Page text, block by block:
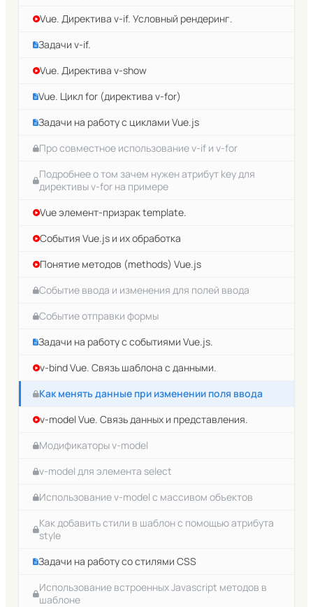
Vue. Директива v-if. Условный рендеринг.
Задачи v-if.
Vue. Директива v-show
Vue. Цикл for (директива v-for)
Задачи на работу с циклами Vue.js
Про совместное использование v-if и v-for
Подробнее о том зачем нужен атрибут key для
директивы v-for на примере
Vue элемент-призрак template.
События Vue.js и их обработка
Понятие методов (methods) Vue.js
Событие ввода и изменения для полей ввода
Событие отправки формы
Задачи на работу с событиями Vue.js.
v-bind Vue. Связь шаблона с данными.
Как менять данные при изменении поля ввода
v-model Vue. Связь данных и представления.
Модификаторы v-model
v-model для элемента select
Использование v-model с массивом объектов
Как добавить стили в шаблон с помощью атрибута
style
Задачи на работу со стилями CSS
Использование встроенных Javascript методов в
шаблоне